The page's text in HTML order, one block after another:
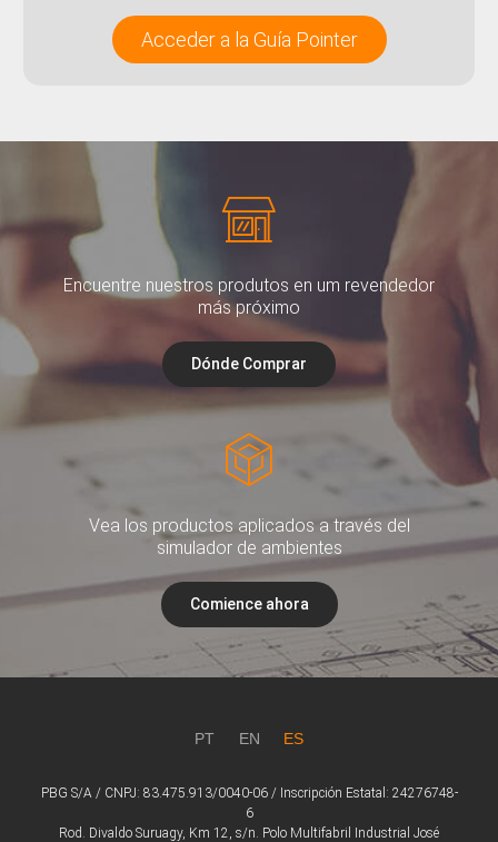
Acceder a la Guía Pointer
Encuentre nuestros produtos en um revendedor
más próximo
Dónde Comprar
Vea los productos aplicados a través del
simulador de ambientes
Comience ahora
PT EN ES
PBG S/A / CNPJ: 83.475.913/0040-06 / Inscripción Estatal: 24276748-
6
Rod. Divaldo Suruagy, Km 12, s/n. Polo Multifabril Industrial José